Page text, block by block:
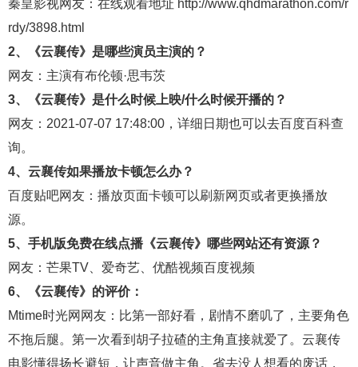
秦皇影视网友：在线观看地址 http://www.qhdmarathon.com/r
rdy/3898.html
2、《云襄传》是哪些演员主演的？
网友：主演有布伦顿·思韦茨
3、《云襄传》是什么时候上映/什么时候开播的？
网友：2021-07-07 17:48:00，详细日期也可以去百度百科查
询。
4、云襄传如果播放卡顿怎么办？
百度贴吧网友：播放页面卡顿可以刷新网页或者更换播放
源。
5、手机版免费在线点播《云襄传》哪些网站还有资源？
网友： 芒果TV 爱奇艺 优酷视频百度视频
6、《云襄传》的评价：
Mtime时光网 网友：比第一部好看，剧情不磨叽了，主要角色
不拖后腿。第一次看到胡子拉碴的主角直接就爱了。云襄传
电影懂得扬长避短，让声音做主角。省去没人想看的废话，